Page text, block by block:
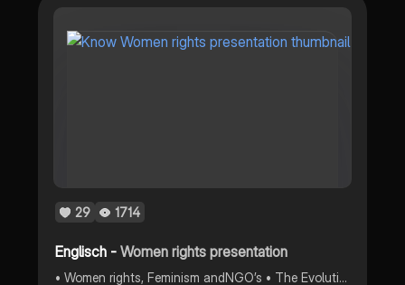
29 1714
Englisch -Women rights presentation
• Women rights, Feminism andNGO’s • The Evolution of women rights;Germany • Olympe de Gouges • Women rights in India • Forced marriage • shockingfacts